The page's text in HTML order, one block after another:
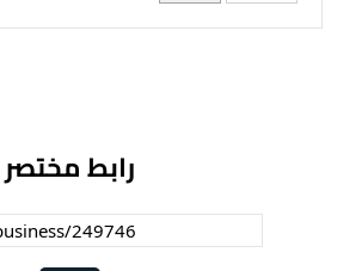
رابط مختصر